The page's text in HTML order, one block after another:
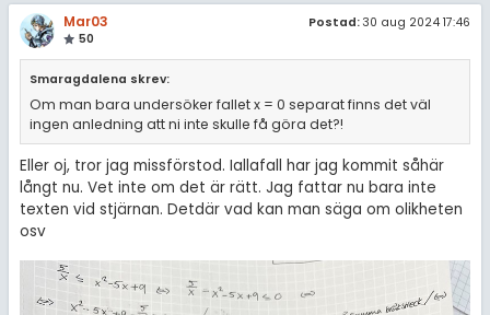
Mar03
50
Postad: 30 aug 2024 17:46
Smaragdalena skrev:
Om man bara undersöker fallet x = 0 separat finns det väl
ingen anledning att ni inte skulle få göra det?!
Eller oj, tror jag missförstod. Iallafall har jag kommit såhär
långt nu. Vet inte om det är rätt. Jag fattar nu bara inte
texten vid stjärnan. Detdär vad kan man säga om olikheten
osv